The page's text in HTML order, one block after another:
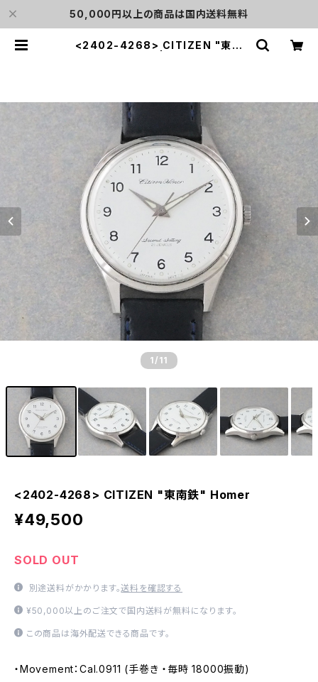
50,000円以上の商品は国内送料無料
<2402-4268> CITIZEN "東南
1 /11
<2402-4268> CITIZEN "東南鉄" Homer
¥49,500
SOLD OUT
別途送料がかかります。送料を確認する
¥50,000以上のご注文で国内送料が無料になります。
この商品は海外配送できる商品です。
・Movement：Cal.0911 (手巻き ・毎時 18000振動)